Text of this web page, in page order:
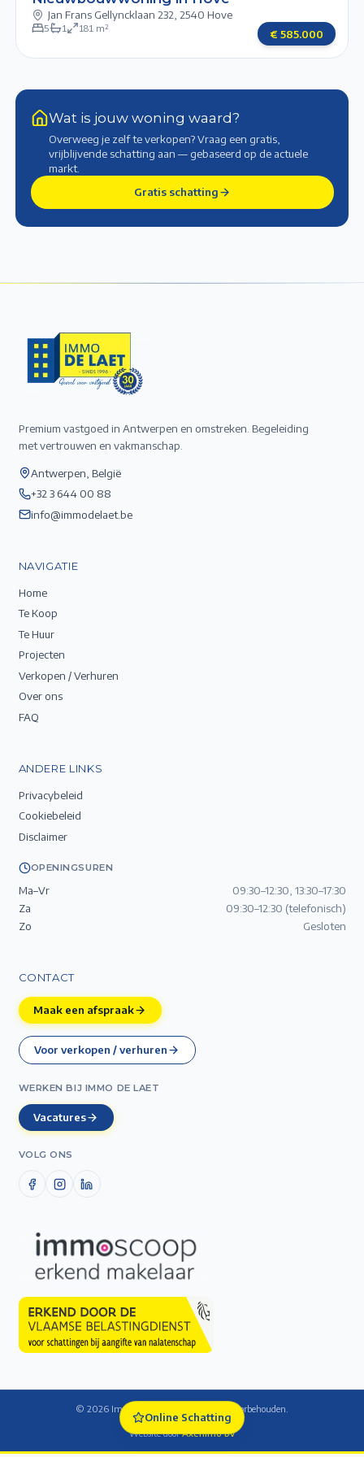
Jan Frans Gellyncklaan 232 2540 Hove
5 1 181 m² €585.000
Wat is jouw woning waard?
Overweeg je zelf te verkopen? Vraag een gratis,
vrijblijvende schatting aan — gebaseerd op de actuele
markt.
Gratis schatting
Premium vastgoed in Antwerpen en omstreken. Begeleiding
met vertrouwen en vakmanschap.
Antwerpen, België
+32 3 644 00 88
info@immodelaet.be
NAVIGATIE
Home
Te Koop
Te Huur
Projecten
Verkopen / Verhuren
Over ons
FAQ
ANDERE LINKS
Privacybeleid
Cookiebeleid
Disclaimer
OPENINGSUREN
Ma–Vr
09:30–12:30, 13:30–17:30
Za
09:30–12:30 (telefonisch)
Zo
Gesloten
CONTACT
Maak een afspraak
Voor verkopen / verhuren
WERKEN BIJ IMMO DE LAET
Vacatures
VOLG ONS
© 2026 Immo De Laet — Alle rechten voorbehouden.
Cookie-instellingen
Website door Axenimo bv
Online Schatting